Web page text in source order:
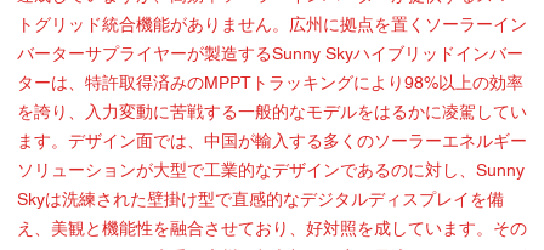
トグリッド統合機能がありません。広州に拠点を置くソーラーイン
バーターサプライヤーが製造するSunny Skyハイブリッドインバー
ターは、特許取得済みのMPPTトラッキングにより98%以上の効率
を誇り、入力変動に苦戦する一般的なモデルをはるかに凌駕してい
ます。デザイン面では、中​​国が輸入する多くのソーラーエネルギー
ソリューションが大型で工業的なデザインであるのに対し、Sunny
Skyは洗練された壁掛け型で直感的なデジタルディスプレイを備
え、美観と機能性を融合させており、好対照を成しています。その